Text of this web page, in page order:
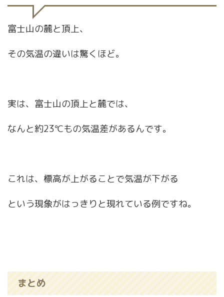
富士山の麓と頂上、
その気温の違いは驚くほど。
実は、富士山の頂上と麓では、
なんと約23℃もの気温差があるんです。
これは、標高が上がることで気温が下がる
という現象がはっきりと現れている例ですね。
まとめ